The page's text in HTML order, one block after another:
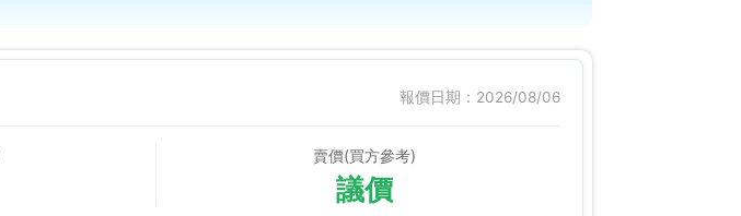
報價日期：2026/08/06
賣價(買方參考)
議價